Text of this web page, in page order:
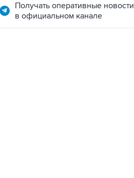
Получать оперативные новости
в официальном канале